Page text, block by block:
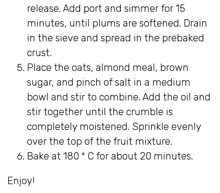
release. Add port and simmer for 15
minutes, until plums are softened. Drain
in the sieve and spread in the prebaked
crust.
Place the oats, almond meal, brown
sugar, and pinch of salt in a medium
bowl and stir to combine. Add the oil and
stir together until the crumble is
completely moistened. Sprinkle evenly
over the top of the fruit mixture.
Bake at 180 ° C for about 20 minutes.
Enjoy!